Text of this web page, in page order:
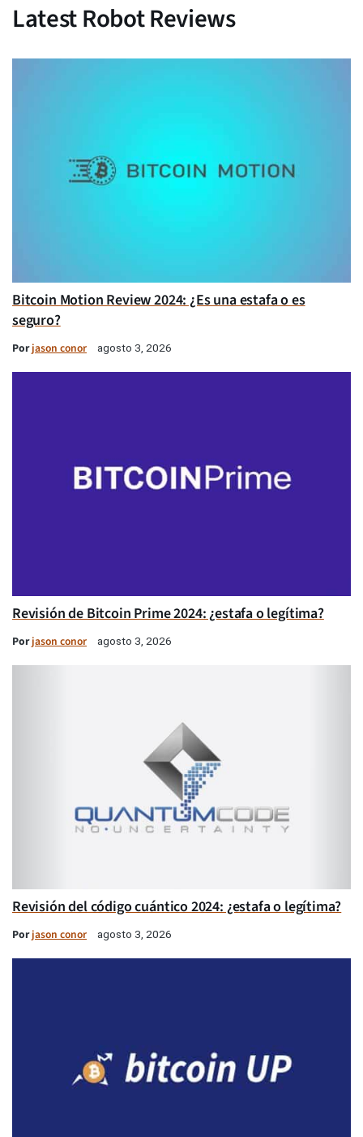
Latest Robot Reviews
Bitcoin Motion Review 2024: ¿Es una estafa o es
seguro?
Porjason conor agosto 3, 2026
Revisión de Bitcoin Prime 2024: ¿estafa o legítima?
Porjason conor agosto 3, 2026
Revisión del código cuántico 2024: ¿estafa o legítima?
Porjason conor agosto 3, 2026